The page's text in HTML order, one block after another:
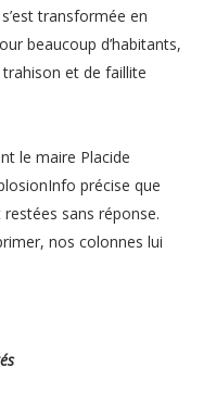
transformée en
beaucoup d’habitants,
et de faillite
le maire Placide
précise que
sans réponse.
nos colonnes lui